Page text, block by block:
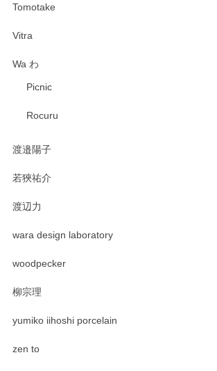
Tomotake
Vitra
Wa わ
Picnic
Rocuru
渡邉陽子
若狹祐介
渡辺力
wara design laboratory
woodpecker
柳宗理
yumiko iihoshi porcelain
zen to